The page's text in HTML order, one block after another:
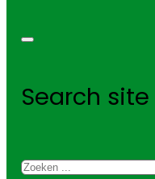
Search site
Zoeken